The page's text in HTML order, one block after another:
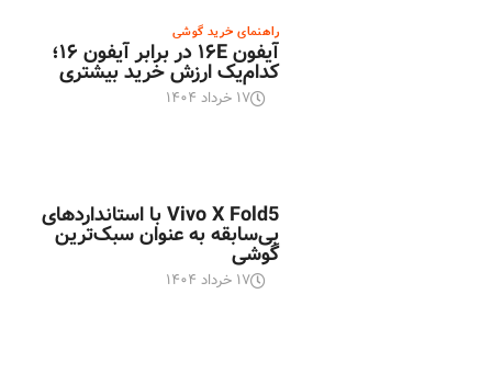
راهنمای خرید گوشی
آیفون ۱۶E در برابر آیفون ۱۶؛
کدام‌یک ارزش خرید بیشتری
۱۷ خرداد ۱۴۰۴
Vivo X Fold5 با استانداردهای
بی‌سابقه به عنوان سبک‌ترین
گوشی
۱۷ خرداد ۱۴۰۴